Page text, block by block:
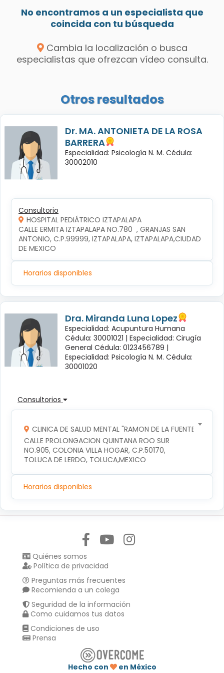
No encontramos a un especialista que
coincida con tu búsqueda
Cambia la localización o busca
especialistas que ofrezcan vídeo consulta.
Otros resultados
Dr. MA. ANTONIETA DE LA ROSA
BARRERA
Especialidad: Psicología N. M. Cédula:
30002010
Consultorio
HOSPITAL PEDIÁTRICO IZTAPALAPA
CALLE ERMITA IZTAPALAPA NO.780  , GRANJAS SAN
ANTONIO, C.P.99999, IZTAPALAPA, IZTAPALAPA,CIUDAD
DE MEXICO
Horarios disponibles
Dra. Miranda Luna Lopez
Especialidad: Acupuntura Humana
Cédula: 30001021 | Especialidad: Cirugía
General Cédula: 0123456789 |
Especialidad: Psicología N. M. Cédula:
30001020
Consultorios
CLINICA DE SALUD MENTAL "RAMON DE LA FUENTE"
CALLE PROLONGACION QUINTANA ROO SUR
NO.905, COLONIA VILLA HOGAR, C.P.50170,
TOLUCA DE LERDO, TOLUCA,MEXICO
Horarios disponibles
Quiénes somos
Política de privacidad
Preguntas más frecuentes
Recomienda a un colega
Seguridad de la información
Como cuidamos tus datos
Condiciones de uso
Prensa
Hecho con en México